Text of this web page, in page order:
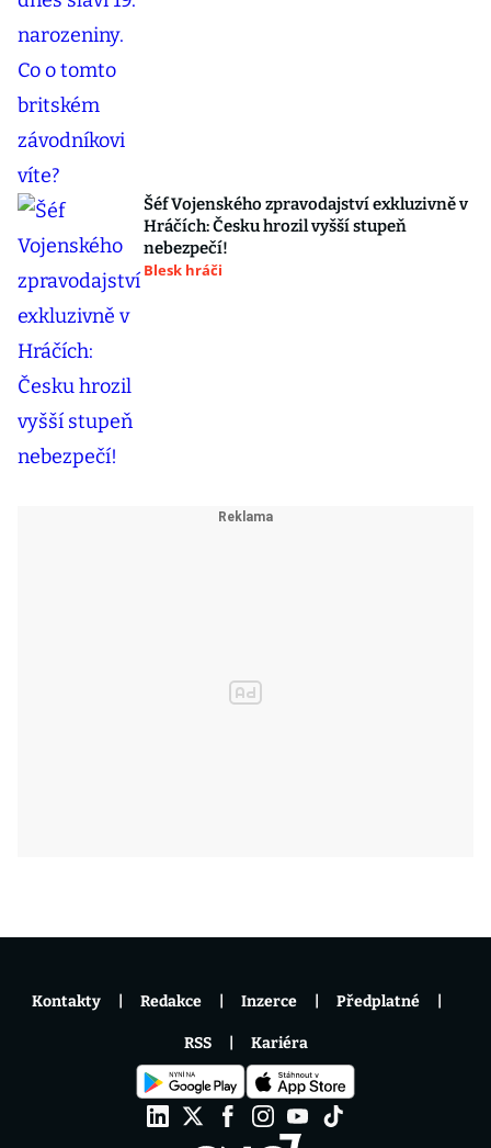
Šéf Vojenského zpravodajství exkluzivně v
Hráčích: Česku hrozil vyšší stupeň
nebezpečí!
Blesk hráči
Kontakty Redakce Inzerce Předplatné
RSS Kariéra